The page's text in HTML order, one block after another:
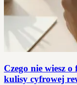
Czego nie wiesz
kulisy cyfrowej